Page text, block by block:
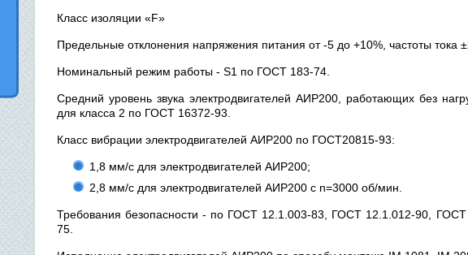
Класс изоляции «F»
Предельные отклонения напряжения питания от -5 до +10%, частоты тока
Номинальный режим работы - S1 по ГОСТ 183-74.
Средний уровень звука электродвигателей АИР200, работающих без
для класса 2 по ГОСТ 16372-93.
Класс вибрации электродвигателей АИР200 по ГОСТ20815-93:
1,8 мм/с для электродвигателей АИР200;
2,8 мм/с для электродвигателей АИР200 с n=3000 об/мин.
Требования безопасности - по ГОСТ 12.1.003-83, ГОСТ 12.1.012-90,
75.